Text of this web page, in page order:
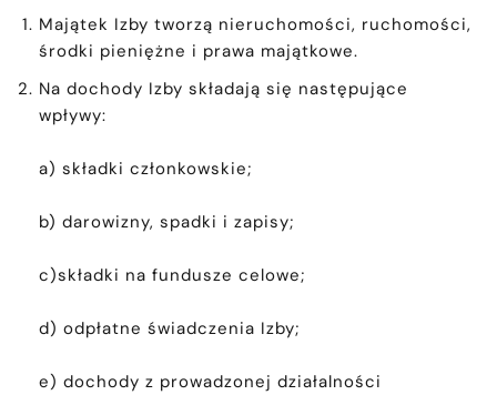
Majątek Izby tworzą nieruchomości, ruchomości,
środki pieniężne i prawa majątkowe.
Na dochody Izby składają się następujące
wpływy:
a) składki członkowskie;
b) darowizny, spadki i zapisy;
c)składki na fundusze celowe;
d) odpłatne świadczenia Izby;
e) dochody z prowadzonej działalności